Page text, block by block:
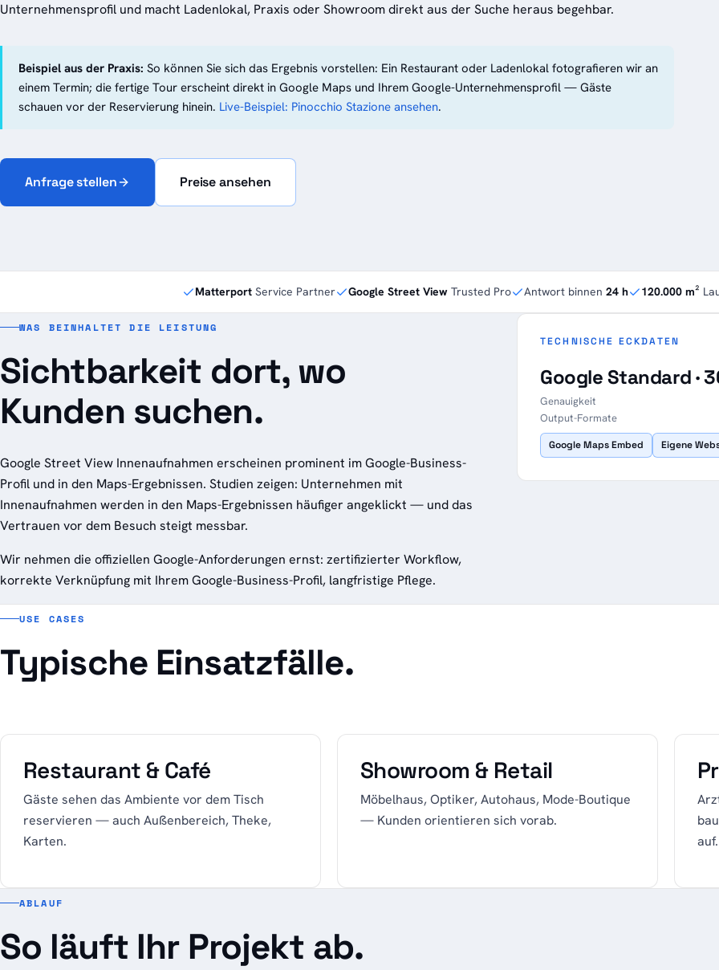
Unternehmensprofil und macht Ladenlokal, Praxis oder Showroom direkt aus der Suche heraus begehbar.
Beispiel aus der Praxis: So können Sie sich das Ergebnis vorstellen: Ein Restaurant oder Ladenlokal fotografieren wir an
einem Termin; die fertige Tour erscheint direkt in Google Maps und Ihrem Google-Unternehmensprofil — Gäste
schauen vor der Reservierung hinein. Live-Beispiel: Pinocchio Stazione ansehen.
Anfrage stellen Preise ansehen
Matterport Service Partner Google Street View Trusted Pro Antwort binnen 24 h 120.000 m²
WAS BEINHALTET DIE LEISTUNG
Sichtbarkeit dort, wo
Kunden suchen.
Google Street View Innenaufnahmen erscheinen prominent im Google-Business-
Profil und in den Maps-Ergebnissen. Studien zeigen: Unternehmen mit
Innenaufnahmen werden in den Maps-Ergebnissen häufiger angeklickt — und das
Vertrauen vor dem Besuch steigt messbar.
Wir nehmen die offiziellen Google-Anforderungen ernst: zertifizierter Workflow,
korrekte Verknüpfung mit Ihrem Google-Business-Profil, langfristige Pflege.
TECHNISCHE ECKDATEN
Google Standard ·
Genauigkeit
Output-Formate
Google Maps Embed Eigene
USE CASES
Typische Einsatzfälle.
Restaurant & Café
Gäste sehen das Ambiente vor dem Tisch
reservieren — auch Außenbereich, Theke,
Karten.
Showroom & Retail
Möbelhaus, Optiker, Autohaus, Mode-Boutique
— Kunden orientieren sich vorab.
auf.
ABLAUF
So läuft Ihr Projekt ab.